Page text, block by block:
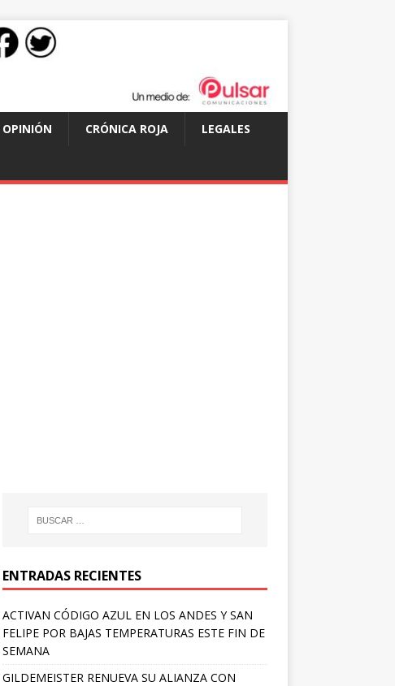
OPINIÓN CRÓNICA ROJA LEGALES
ENTRADAS RECIENTES
ACTIVAN CÓDIGO AZUL EN LOS ANDES Y SAN
FELIPE POR BAJAS TEMPERATURAS ESTE FIN DE
SEMANA
GILDEMEISTER RENUEVA SU ALIANZA CON